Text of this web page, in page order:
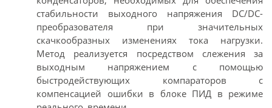
стабильности выходного напряжения DC/DC-
преобразователя при значительных
скачкообразных изменениях тока нагрузки.
Метод реализуется посредством слежения за
выходным напряжением с помощью
быстродействующих компараторов с
компенсацией ошибки в блоке ПИД в режиме